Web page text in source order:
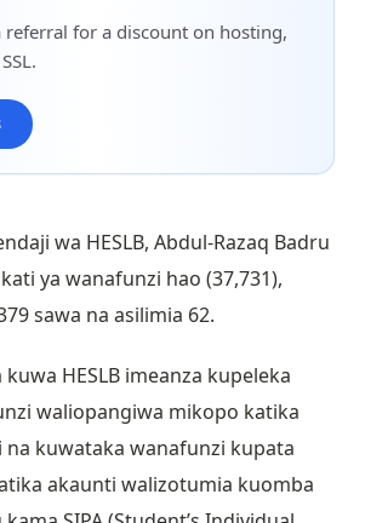
referral for a discount on hosting,
wa HESLB, Abdul-Razaq Badru
ya wanafunzi hao (37,731),
sawa na asilimia 62.
HESLB imeanza kupeleka
waliopangiwa mikopo katika
kuwataka wanafunzi kupata
akaunti walizotumia kuomba